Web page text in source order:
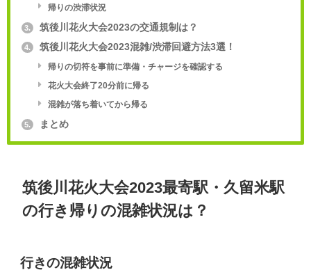
帰りの渋滞状況
3. 筑後川花火大会2023の交通規制は？
4. 筑後川花火大会2023混雑/渋滞回避方法3選！
帰りの切符を事前に準備・チャージを確認する
花火大会終了20分前に帰る
混雑が落ち着いてから帰る
5. まとめ
筑後川花火大会2023最寄駅・久留米駅
の行き帰りの混雑状況は？
行きの混雑状況